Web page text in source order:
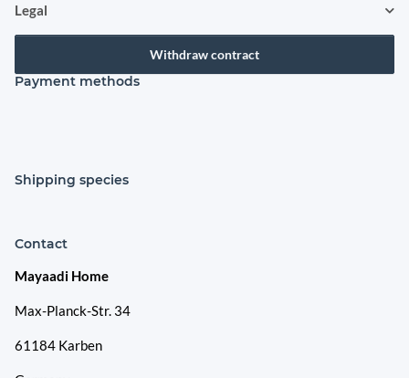
Legal
Withdraw contract
Payment methods
Shipping species
Contact
Mayaadi Home
Max-Planck-Str. 34
61184 Karben